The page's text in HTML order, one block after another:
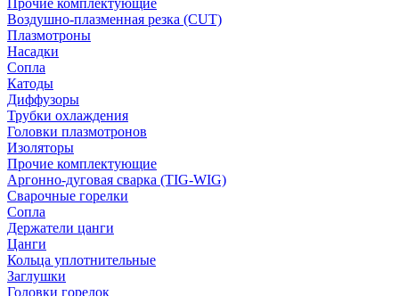
Прочие комплектующие
Воздушно-плазменная резка (CUT)
Плазмотроны
Насадки
Сопла
Катоды
Диффузоры
Трубки охлаждения
Головки плазмотронов
Изоляторы
Прочие комплектующие
Аргонно-дуговая сварка (TIG-WIG)
Сварочные горелки
Сопла
Держатели цанги
Цанги
Кольца уплотнительные
Заглушки
Головки горелок